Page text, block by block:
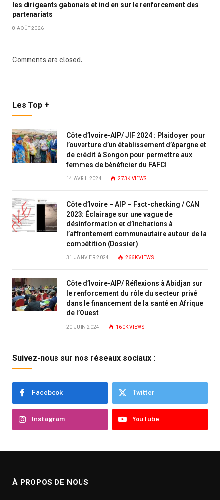
les dirigeants gabonais et indien sur le renforcement des
partenariats
8 AOÛT 2026
Comments are closed.
Les Top +
Côte d’Ivoire-AIP/ JIF 2024 : Plaidoyer pour
l’ouverture d’un établissement d’épargne et
de crédit à Songon pour permettre aux
femmes de bénéficier du FAFCI
14 AVRIL 2024 273K VIEWS
Côte d’Ivoire – AIP – Fact-checking / CAN
2023: Éclairage sur une vague de
désinformation et d’incitations à
l’affrontement communautaire autour de la
compétition (Dossier)
31 JANVIER 2024 266KVIEWS
Côte d’Ivoire-AIP/ Réflexions à Abidjan sur
le renforcement du rôle du secteur privé
dans le financement de la santé en Afrique
de l’Ouest
20 JUIN 2024 160KVIEWS
Suivez-nous sur nos réseaux sociaux :
Facebook Twitter
Instagram YouTube
À PROPOS DE NOUS